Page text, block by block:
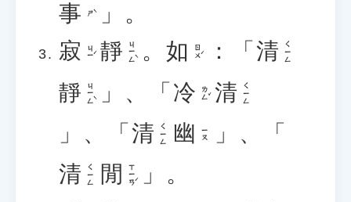
事 ㄕˋ
」。
寂 ㄐㄧˊ 靜 ㄐㄧㄥˋ 。 如 ㄖㄨˊ ：「 清 ㄑㄧㄥ
靜 ㄐㄧㄥˋ 」、「 冷 ㄌㄥˇ 清 ㄑㄧㄥ
」、「 清 ㄑㄧㄥ 幽 ㄧㄡ
」、「
清 ㄑㄧㄥ 閒 ㄒㄧㄢˊ
」。